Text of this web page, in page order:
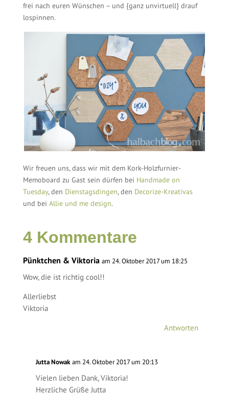
frei nach euren Wünschen – und {ganz unvirtuell} drauf
lospinnen.
Wir freuen uns, dass wir mit dem Kork-Holzfurnier-
Memoboard zu Gast sein dürfen bei Handmade on
Tuesday, den Dienstagsdingen, den Decorize-Kreativas
und bei Allie und me design.
4 Kommentare
Pünktchen & Viktoria am 24. Oktober 2017 um 18:25
Wow, die ist richtig cool!!
Allerliebst
Viktoria
Antworten
Jutta Nowak am 24. Oktober 2017 um 20:13
Vielen lieben Dank, Viktoria!
Herzliche Grüße Jutta